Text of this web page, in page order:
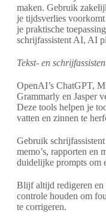
maken. Gebruik
je tijdsverlies
je praktische
schrijfassistent AI, AI
Tekst- en
OpenAI’s ChatGPT,
Grammarly en Jasper
Deze tools helpen je
vatten en zinnen te
Gebruik
memo’s, rapporten en
duidelijke prompts om
Blijf altijd redigeren en
controle houden om
te corrigeren.